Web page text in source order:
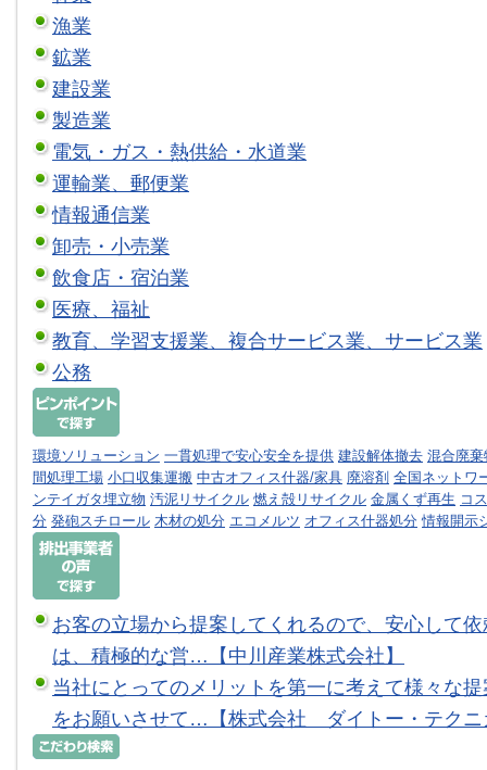
漁業
鉱業
建設業
製造業
電気・ガス・熱供給・水道業
運輸業、郵便業
情報通信業
卸売・小売業
飲食店・宿泊業
医療、福祉
教育、学習支援業、複合サービス業、サービス業
公務
環境ソリューション 一貫処理で安心安全を提供 建設解体撤去 混合廃棄
間処理工場 小口収集運搬 中古オフィス什器/家具 廃溶剤 全国ネットワ
ンテイガタ埋立物 汚泥リサイクル 燃え殻リサイクル 金属くず再生 コ
分 発砲スチロール 木材の処分 エコメルツ オフィス什器処分 情報開示
お客の立場から提案してくれるので、安心して
は、積極的な営…【中川産業株式会社】
当社にとってのメリットを第一に考えて様々な
をお願いさせて…【株式会社 ダイトー・テクニ